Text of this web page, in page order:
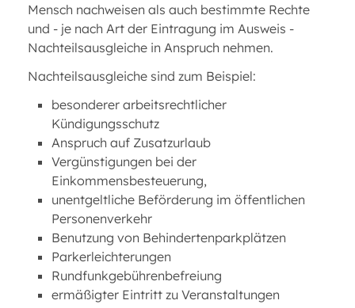
Mensch nachweisen als auch bestimmte Rechte
und - je nach Art der Eintragung im Ausweis -
Nachteilsausgleiche in Anspruch nehmen.
Nachteilsausgleiche sind zum Beispiel:
besonderer arbeitsrechtlicher
Kündigungsschutz
Anspruch auf Zusatzurlaub
Vergünstigungen bei der
Einkommensbesteuerung,
unentgeltliche Beförderung im öffentlichen
Personenverkehr
Benutzung von Behindertenparkplätzen
Parkerleichterungen
Rundfunkgebührenbefreiung
ermäßigter Eintritt zu Veranstaltungen